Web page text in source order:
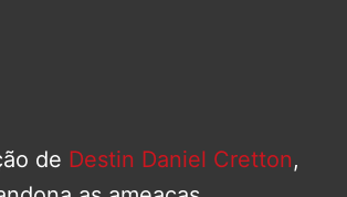
de Destin Daniel Cretton,